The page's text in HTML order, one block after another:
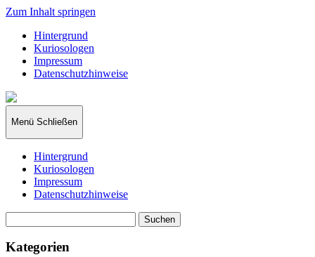
Zum Inhalt springen
Hintergrund
Kuriosologen
Impressum
Datenschutzhinweise
kuriosologie.de
Menü Schließen
Hintergrund
Kuriosologen
Impressum
Datenschutzhinweise
nach:
Kategorien